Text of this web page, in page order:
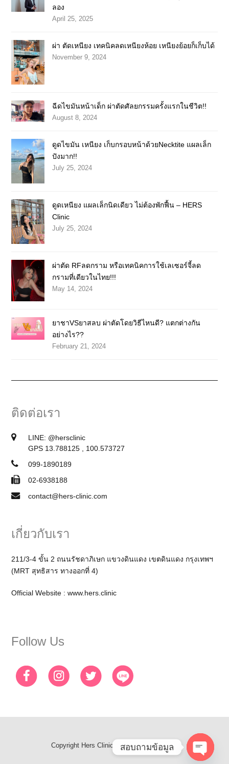
ลอง
April 25, 2025
ผ่า ตัดเหนียง เทคนิคลดเหนียงห้อย เหนียงย้อยก็เก็บได้
November 9, 2024
ฉีดไขมันหน้าเด็ก ผ่าตัดศัลยกรรมครั้งแรกในชีวิต!!
August 8, 2024
ดูดไขมัน เหนียง เก็บกรอบหน้าด้วยNecktite แผลเล็ก
ปังมาก!!
July 25, 2024
ดูดเหนียง แผลเล็กนิดเดียว ไม่ต้องพักฟื้น – HERS
Clinic
July 25, 2024
ผ่าตัด RFลดกราม หรือเทคนิคการใช้เลเซอร์จี้ลด
กรามที่เดียวในไทย!!!
May 14, 2024
ยาชาVSยาสลบ ผ่าตัดโดยวิธีไหนดี? แตกต่างกัน
อย่างไร??
February 21, 2024
ติดต่อเรา
LINE: @hersclinic
GPS 13.788125 , 100.573727
099-1890189
02-6938188
contact@hers-clinic.com
เกี่ยวกับเรา
211/3-4 ขั้น 2 ถนนรัชดาภิเษก แขวงดินแดง เขตดินแดง กรุงเทพฯ
(MRT สุทธิสาร ทางออกที่ 4)
Official Website :www.hers.clinic
Follow Us
Copyright Hers Clinic - All Rights Reserved
สอบถามข้อมูล